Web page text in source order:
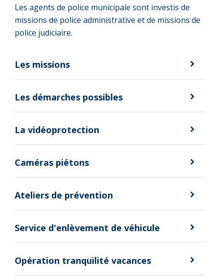
Les agents de police municipale sont investis de
missions de police administrative et de missions de
police judiciaire.
Les missions
Les démarches possibles
La vidéoprotection
Caméras piétons
Ateliers de prévention
Service d'enlèvement de véhicule
Opération tranquilité vacances